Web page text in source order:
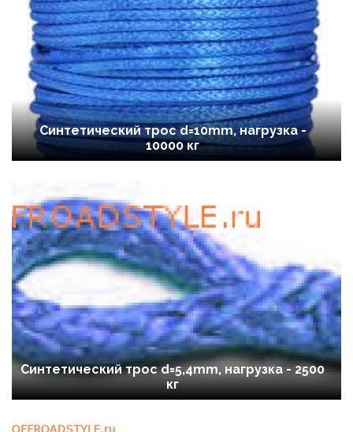
Синтетический трос d=10mm, нагрузка -
10000 кг
Синтетический трос d=5,4mm, нагрузка - 2500
кг